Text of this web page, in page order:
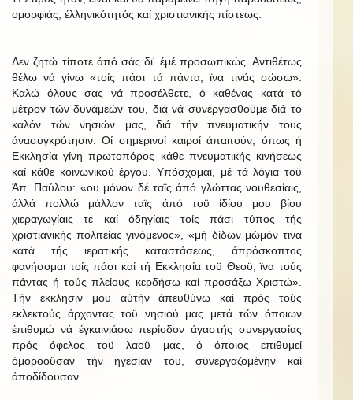
ομορφιάς, έλληνικότητός καί χριστιανικής πίστεως.
Δεν ζητώ τίποτε άπό σάς δι' έμέ προσωπικώς. Αντιθέτως
θέλω νά γίνω «τοίς πάσι τά πάντα, ϊνα τινάς σώσω».
Καλώ όλους σας νά προσέλθετε, ό καθένας κατά τό
μέτρον τών δυνάμεών του, διά νά συνεργασθοϋμε διά τό
καλόν τών νησιών μας, διά τήν πνευματικήν τους
άνασυγκρότησιν. Οί σημερινοί καιροί άπαιτούν, όπως ή
Εκκλησία γίνη πρωτοπόρος κάθε πνευματικής κινήσεως
καί κάθε κοινωνικού έργου. Υπόσχομαι, μέ τά λόγια τοϋ
Άπ. Παύλου: «ου μόνον δέ ταϊς άπό γλώττας νουθεσίαις,
άλλά πολλώ μάλλον ταϊς άπό τοϋ ίδίου μου βίου
χιεραγωγίαις τε καί όδηγίαις τοίς πάσι τύπος τής
χριστιανικής πολιτείας γινόμενος», «μή δίδων μώμόν τινα
κατά τής ιερατικής καταστάσεως, άπρόσκοπτος
φανήσομαι τοίς πάσι καί τή Εκκλησία τοϋ Θεοϋ, ϊνα τούς
πάντας ή τούς πλείους κερδήσω καί προσάξω Χριστώ».
Τήν έκκλησίν μου αύτήν άπευθύνω καί πρός τούς
εκλεκτούς άρχοντας τοϋ νησιού μας μετά τών όποιων
έπιθυμώ νά έγκαινιάσω περίοδον άγαστής συνεργασίας
πρός όφελος τοϋ λαοϋ μας, ό όποιος επιθυμεί
όμοροοϋσαν τήν ηγεσίαν του, συνεργαζομένην καί
άποδίδουσαν.